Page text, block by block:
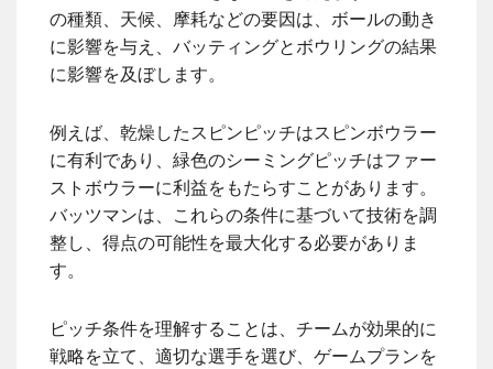
の種類、天候、摩耗などの要因は、ボールの動き
に影響を与え、バッティングとボウリングの結果
に影響を及ぼします。
例えば、乾燥したスピンピッチはスピンボウラー
に有利であり、緑色のシーミングピッチはファー
ストボウラーに利益をもたらすことがあります。
バッツマンは、これらの条件に基づいて技術を調
整し、得点の可能性を最大化する必要がありま
す。
ピッチ条件を理解することは、チームが効果的に
戦略を立て、適切な選手を選び、ゲームプランを